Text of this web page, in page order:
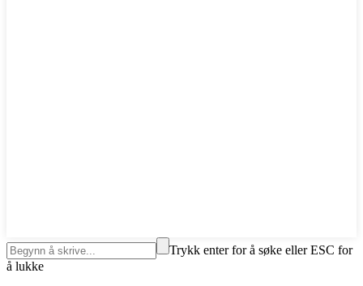
Trykk enter for å søke eller ESC for
å lukke